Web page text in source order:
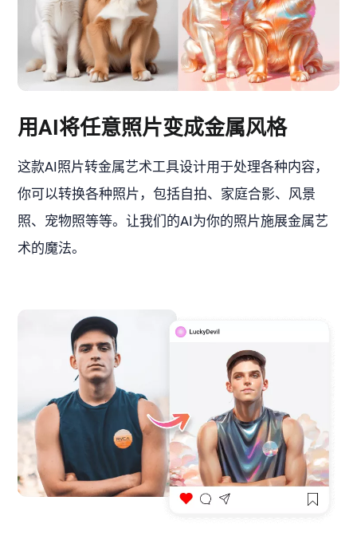
用AI将任意照片变成金属风格
这款AI照片转金属艺术工具设计用于处理各种内容，
你可以转换各种照片，包括自拍、家庭合影、风景
照、宠物照等等。让我们的AI为你的照片施展金属艺
术的魔法。